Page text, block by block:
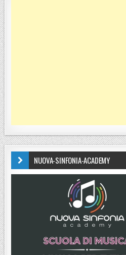
NUOVA-SINFONIA-ACADEMY